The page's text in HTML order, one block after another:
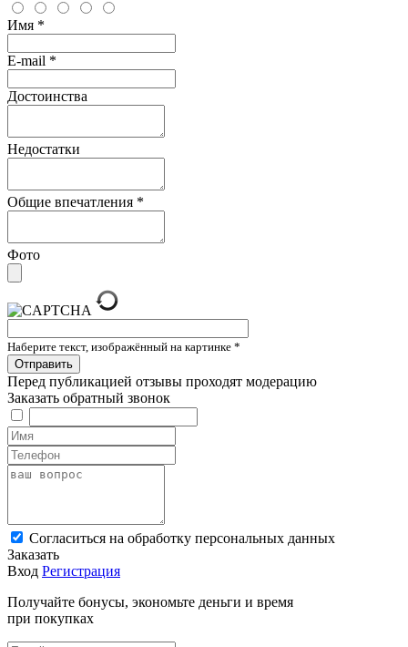
Имя *
E-mail *
Достоинства
Недостатки
Общие впечатления *
Фото
Наберите текст, изображённый на картинке *
Перед публикацией отзывы проходят модерацию
Заказать обратный звонок
Cогласиться на обработку персональных данных
Заказать
Вход Регистрация
Получайте бонусы, экономьте деньги и время
при покупках